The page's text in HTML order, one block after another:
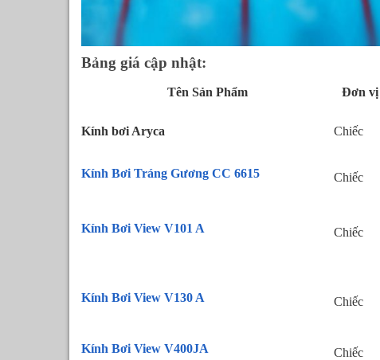
Bảng giá cập nhật:
Tên Sản Phẩm Đơn vị
Kính bơi Aryca Chiếc
Kính Bơi Tráng Gương CC 6615 Chiếc
Kính Bơi View V101 A Chiếc
Kính Bơi View V130 A Chiếc
Kính Bơi View V400JA Chiếc